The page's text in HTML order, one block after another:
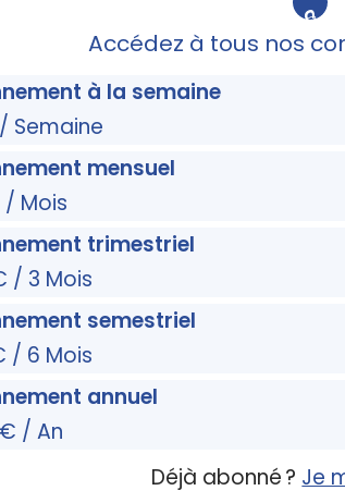
🔒
Accédez à tous nos
à la semaine
Semaine
mensuel
/ Mois
trimestriel
/ 3 Mois
semestriel
/ 6 Mois
annuel
€ / An
Déjà abonné ? Je